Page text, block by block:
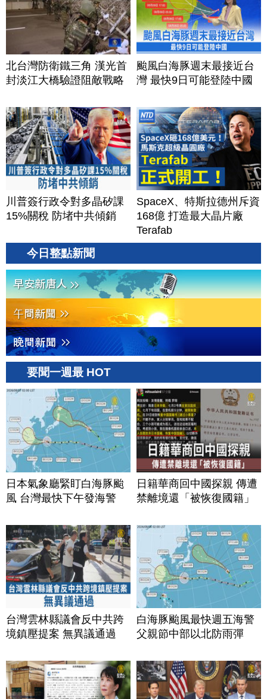
北台灣防衛鐵三角 漢光首
封淡江大橋驗證阻敵戰略
颱風白海豚週末最接近台
灣 最快9日可能登陸中國
川普簽行政令對多晶矽課
15%關稅 防堵中共傾銷
SpaceX、特斯拉德州斥資
168億 打造最大晶片廠
Terafab
今日整點新聞
要聞一週最 HOT
日本氣象廳緊盯白海豚颱
風 台灣最快下午發海警
日籍華商回中國探親 傳遭
禁離境還「被恢復國籍」
台灣雲林縣議會反中共跨
境鎮壓提案 無異議通過
白海豚颱風最快週五海警
父親節中部以北防雨彈